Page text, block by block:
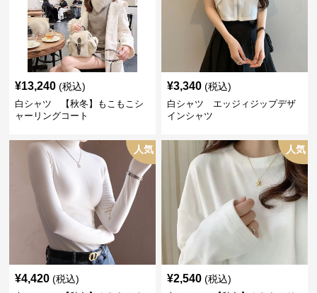
¥13,240 (税込)
白シャツ 【秋冬】もこもこシ
ャーリングコート
¥3,340 (税込)
白シャツ エッジィジップデザ
インシャツ
人気
¥4,420 (税込)
人気
¥2,540 (税込)